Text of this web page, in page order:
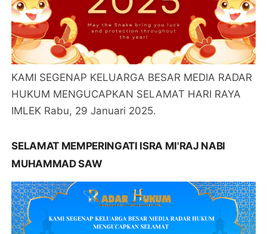
KAMI SEGENAP KELUARGA BESAR MEDIA RADAR
HUKUM MENGUCAPKAN SELAMAT HARI RAYA
IMLEK Rabu, 29 Januari 2025.
SELAMAT MEMPERINGATI ISRA MI'RAJ NABI
MUHAMMAD SAW